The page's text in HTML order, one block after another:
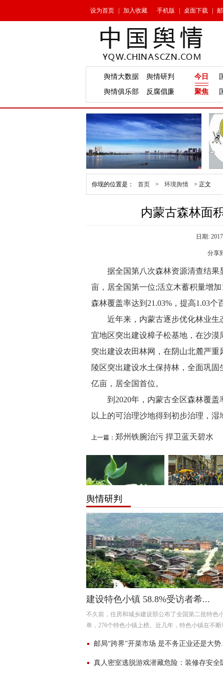
设为首页 加入收藏 手机版 桌面下载
舆情大数据
舆情研判
舆情俱乐部
反腐倡廉
今日
聚焦
你现的位置是： 首页 > 环境舆情 > 正文
内蒙古森林面
日期:
分享
据全国第八次森林资源清查结果
亩，居全国第一位;活立木蓄积量增
森林覆盖率达到21.03%，提高1.03个
近年来，内蒙古逐步优化林业
宜地区突出建设樟子松基地，在沙
突出建设农田林网，在阴山北麓严
陵区突出建设水土保持林，全面巩
亿亩，居全国首位。
到2020年，内蒙古全区森林覆
以上的可治理沙地得到初步治理，
上一篇： 郑州铁腕治污 捍卫蓝天碧水
舆情研判
建设特色小镇 58.8%受访者希...
不久前，住房和城乡建设部公布了全国第二批特色
单，276个特色小镇上榜。近几年，特色小镇在不断
报社邮局“跨界”开菜市场 是不务正业还是大势
真人密室逃脱游戏潜藏危险：装修存安全